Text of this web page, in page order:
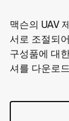
맥슨의 UAV
서로 조절되
구성품에 대
셔를 다운로